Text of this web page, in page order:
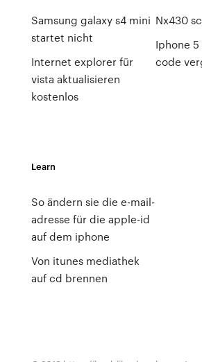
Samsung galaxy s4 mini
startet nicht
Internet explorer für
vista aktualisieren
kostenlos
Nx430
Iphone
code
Learn
So ändern sie die e-mail-
adresse für die apple-id
auf dem iphone
Von itunes mediathek
auf cd brennen